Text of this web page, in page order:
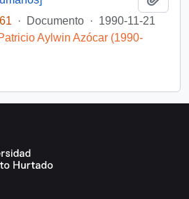
· Documento · 1990-11-21
Aylwin Azócar (1990-